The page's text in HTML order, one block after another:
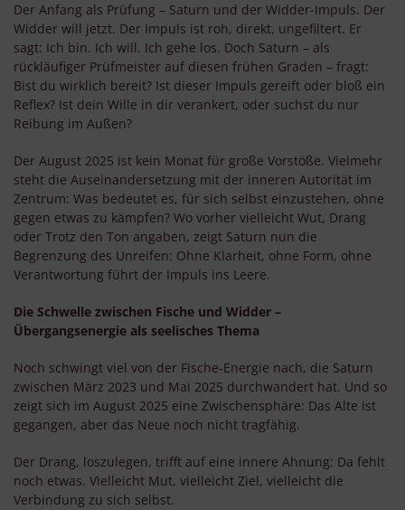
Der Anfang als Prüfung – Saturn und der Widder-Impuls. Der
Widder will jetzt. Der Impuls ist roh, direkt, ungefiltert. Er
sagt: Ich bin. Ich will. Ich gehe los. Doch Saturn – als
rückläufiger Prüfmeister auf diesen frühen Graden – fragt:
Bist du wirklich bereit? Ist dieser Impuls gereift oder bloß ein
Reflex? Ist dein Wille in dir verankert, oder suchst du nur
Reibung im Außen?
Der August 2025 ist kein Monat für große Vorstöße. Vielmehr
steht die Auseinandersetzung mit der inneren Autorität im
Zentrum: Was bedeutet es, für sich selbst einzustehen, ohne
gegen etwas zu kämpfen? Wo vorher vielleicht Wut, Drang
oder Trotz den Ton angaben, zeigt Saturn nun die
Begrenzung des Unreifen: Ohne Klarheit, ohne Form, ohne
Verantwortung führt der Impuls ins Leere.
Die Schwelle zwischen Fische und Widder –
Übergangsenergie als seelisches Thema
Noch schwingt viel von der Fische-Energie nach, die Saturn
zwischen März 2023 und Mai 2025 durchwandert hat. Und so
zeigt sich im August 2025 eine Zwischensphäre: Das Alte ist
gegangen, aber das Neue noch nicht tragfähig.
Der Drang, loszulegen, trifft auf eine innere Ahnung: Da fehlt
noch etwas. Vielleicht Mut, vielleicht Ziel, vielleicht die
Verbindung zu sich selbst.